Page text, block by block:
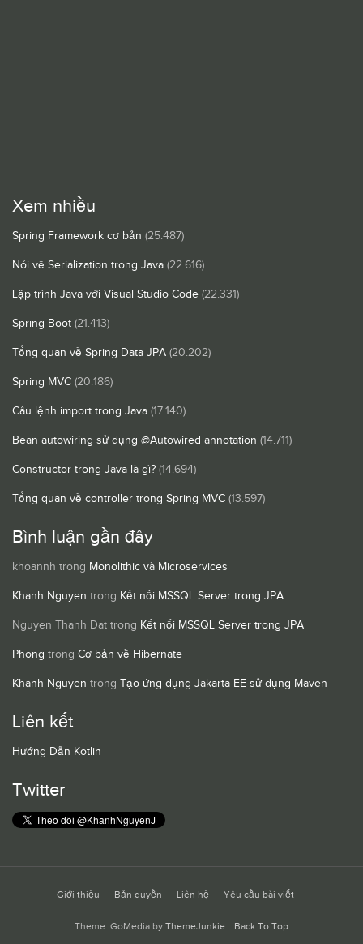
Xem nhiều
Spring Framework cơ bản (25.487)
Nói về Serialization trong Java (22.616)
Lập trình Java với Visual Studio Code (22.331)
Spring Boot (21.413)
Tổng quan về Spring Data JPA (20.202)
Spring MVC (20.186)
Câu lệnh import trong Java (17.140)
Bean autowiring sử dụng @Autowired annotation (14.711)
Constructor trong Java là gì? (14.694)
Tổng quan về controller trong Spring MVC (13.597)
Bình luận gần đây
khoannh trong Monolithic và Microservices
Khanh Nguyen trong Kết nối MSSQL Server trong JPA
Nguyen Thanh Dat trong Kết nối MSSQL Server trong JPA
Phong trong Cơ bản về Hibernate
Khanh Nguyen trong Tạo ứng dụng Jakarta EE sử dụng Maven
Liên kết
Hướng Dẫn Kotlin
Twitter
Giới thiệu Bản quyền Liên hệ Yêu cầu bài viết
Theme: GoMedia by ThemeJunkie. Back To Top